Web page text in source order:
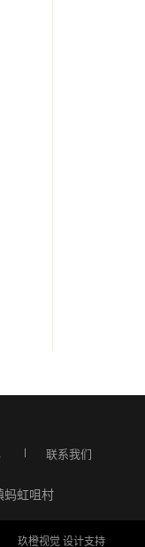
联系我们
蚂虹咀村
玖橙视觉 设计支持